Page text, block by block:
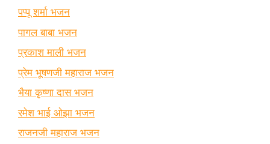
पप्पू शर्मा भजन
पागल बाबा भजन
प्रकाश माली भजन
प्रेम भूषणजी महाराज भजन
भैया कृष्णा दास भजन
रमेश भाई ओझा भजन
राजनजी महाराज भजन